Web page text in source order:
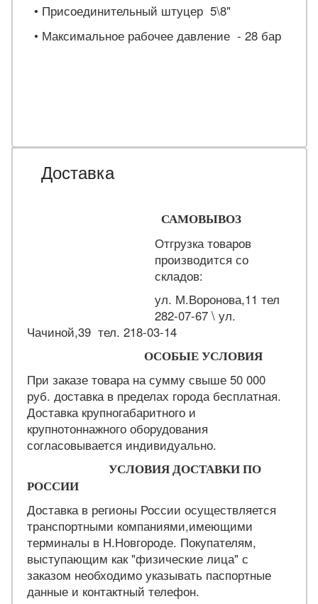
• Присоединительный штуцер 5\8"
• Максимальное рабочее давление - 28 бар
Доставка
САМОВЫВОЗ
Отгрузка товаров
производится со
складов:
ул. М.Воронова,11 тел
282-07-67 \ ул.
Чачиной,39 тел. 218-03-14
ОСОБЫЕ УСЛОВИЯ
При заказе товара на сумму свыше 50 000
руб. доставка в пределах города бесплатная.
Доставка крупногабаритного и
крупнотоннажного оборудования
согласовывается индивидуально.
УСЛОВИЯ ДОСТАВКИ ПО
РОССИИ
Доставка в регионы России осуществляется
транспортными компаниями,имеющими
терминалы в Н.Новгороде. Покупателям,
выступающим как "физические лица" с
заказом необходимо указывать паспортные
данные и контактный телефон.